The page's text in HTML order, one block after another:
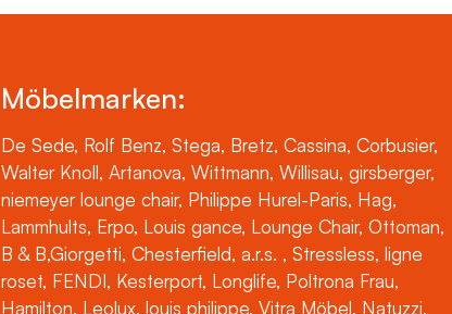
Möbelmarken:
De Sede, Rolf Benz, Stega, Bretz, Cassina, Corbusier,
Walter Knoll, Artanova, Wittmann, Willisau, girsberger,
niemeyer lounge chair, Philippe Hurel-Paris, Hag,
Lammhults, Erpo, Louis gance, Lounge Chair, Ottoman,
B & B,Giorgetti, Chesterfield, a.r.s. , Stressless, ligne
roset, FENDI, Kesterport, Longlife, Poltrona Frau,
Hamilton, Leolux, louis philippe, Vitra Möbel, Natuzzi,